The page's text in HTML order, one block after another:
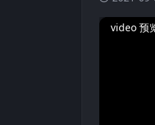
video 预